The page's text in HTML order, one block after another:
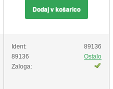
Dodaj v košarico
Ident:
89136
89136
Ostalo
Zaloga: